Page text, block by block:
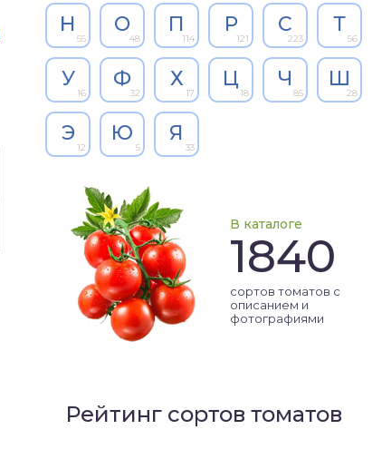
Н
55
О
48
П
114
Р
121
С
223
Т
56
У
16
Ф
32
Х
17
Ц
18
Ч
85
Ш
28
Э
12
Ю
5
Я
33
В каталоге
1840
сортов томатов с
описанием и
фотографиями
Рейтинг сортов томатов